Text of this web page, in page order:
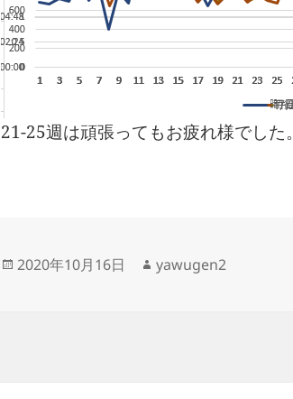
21-25週は頑張ってもお疲れ様でした。
投
2020年10月16日
作
yawugen2